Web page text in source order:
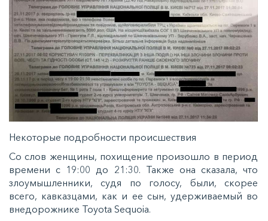
Некоторые подробности происшествия
Со слов женщины, похищение произошло в период
времени с 19:00 до 21:30. Также она сказала, что
злоумышленники, судя по голосу, были, скорее
всего, кавказцами, как и ее сын, удерживаемый во
внедорожнике Toyota Sequoia.